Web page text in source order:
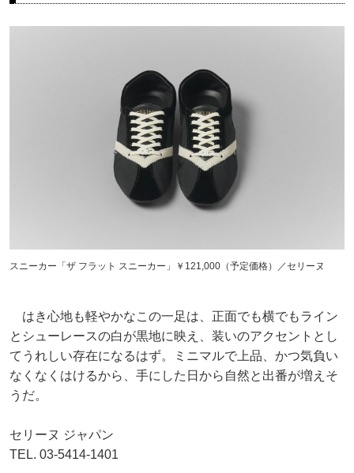
スニーカー「ザ フラット スニーカー」￥121,000（予定価格）／セリーヌ
はき心地も軽やかなこの一足は、正面でも横でもライン
とシューレースの白が黒地に映え、装いのアクセントとし
てうれしい存在になるはず。ミニマルで上品、かつ気負い
なくなくはけるから、手にした日から自然と出番が増えそ
うだ。
セリーヌ ジャパン
TEL. 03-5414-1401